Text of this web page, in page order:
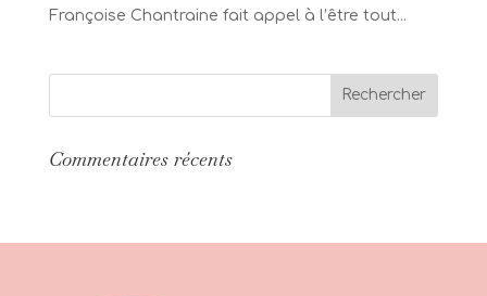
Françoise Chantraine fait appel à l’être tout...
Commentaires récents